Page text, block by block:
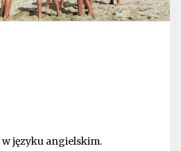
języku angielskim.